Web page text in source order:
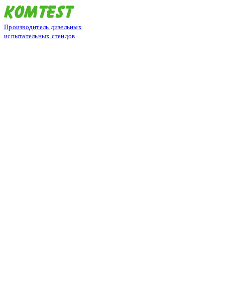
Производитель дизельных
испытательных стендов